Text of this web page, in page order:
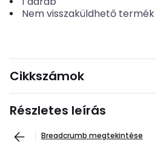
Nem visszaküldhető termék
Cikkszámok
Részletes leírás
Breadcrumb megtekintése